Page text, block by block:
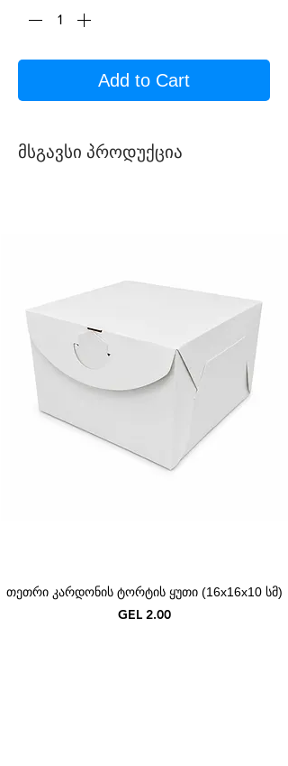
Add to Cart
მსგავსი პროდუქცია
თეთრი კარდონის ტორტის ყუთი (16x16x10 სმ)
Price
GEL 2.00